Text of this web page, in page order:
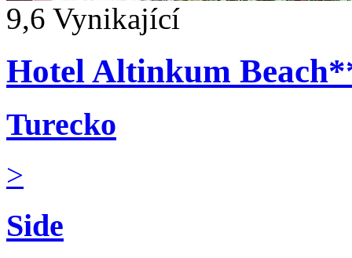
9,6 Vynikající
Hotel Altinkum
Turecko
>
Side